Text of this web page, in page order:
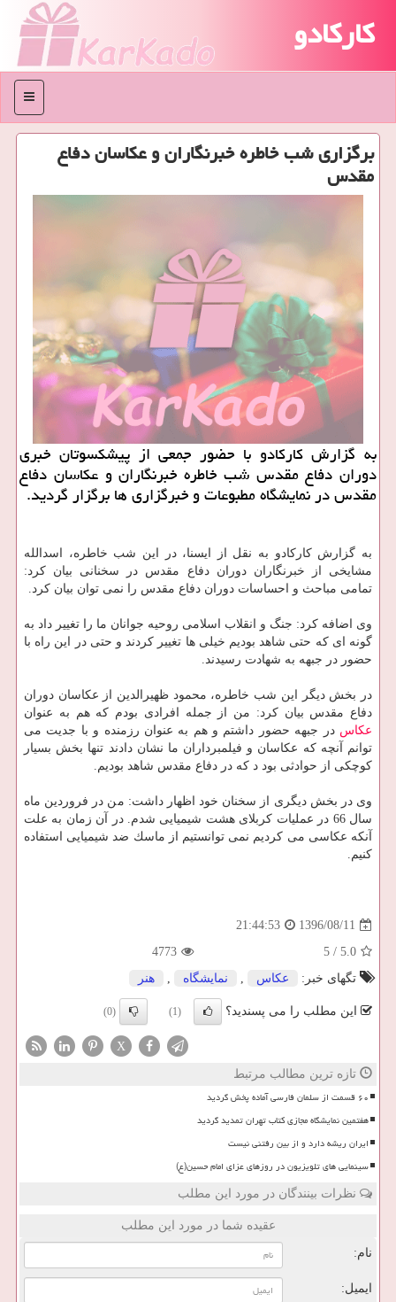
کارکادو
منو
برگزاری شب خاطره خبرنگاران و عكاسان دفاع
مقدس
به گزارش كاركادو با حضور جمعی از پیشكسوتان خبری
دوران دفاع مقدس شب خاطره خبرنگاران و عكاسان دفاع
مقدس در نمایشگاه مطبوعات و خبرگزاری ها برگزار گردید.
به گزارش كاركادو به نقل از ایسنا، در این شب خاطره، اسدالله
مشایخی از خبرنگاران دوران دفاع مقدس در سخنانی بیان كرد:
تمامی مباحث و احساسات دوران دفاع مقدس را نمی توان بیان كرد.
وی اضافه كرد: جنگ و انقلاب اسلامی روحیه جوانان ما را تغییر داد به
گونه ای كه حتی شاهد بودیم خیلی ها تغییر كردند و حتی در این راه با
حضور در جبهه به شهادت رسیدند.
در بخش دیگر این شب خاطره، محمود ظهیرالدین از عكاسان دوران
دفاع مقدس بیان كرد: من از جمله افرادی بودم كه هم به عنوان
عكاس در جبهه حضور داشتم و هم به عنوان رزمنده و با جدیت می
توانم آنچه كه عكاسان و فیلمبرداران ما نشان دادند تنها بخش بسیار
كوچكی از حوادثی بود د كه در دفاع مقدس شاهد بودیم.
وی در بخش دیگری از سخنان خود اظهار داشت: من در فروردین ماه
سال 66 در عملیات كربلای هشت شیمیایی شدم. در آن زمان به علت
آنكه عكاسی می كردیم نمی توانستیم از ماسك ضد شیمیایی استفاده
كنیم.
1396/08/11
21:44:53
5.0
/
5
4773
تگهای خبر:
عكاس , نمایشگاه , هنر
این مطلب را می پسندید؟ (1)
(0)
X
تازه ترین مطالب مرتبط
۶۰ قسمت از سلمان فارسی آماده پخش گردید
هفتمین نمایشگاه مجازی کتاب تهران تمدید گردید
ایران ریشه دارد و از بین رفتنی نیست
سینمایی های تلویزیون در روزهای عزای امام حسین(ع)
نظرات بینندگان در مورد این مطلب
عقیده شما در مورد این مطلب
نام:
ایمیل: